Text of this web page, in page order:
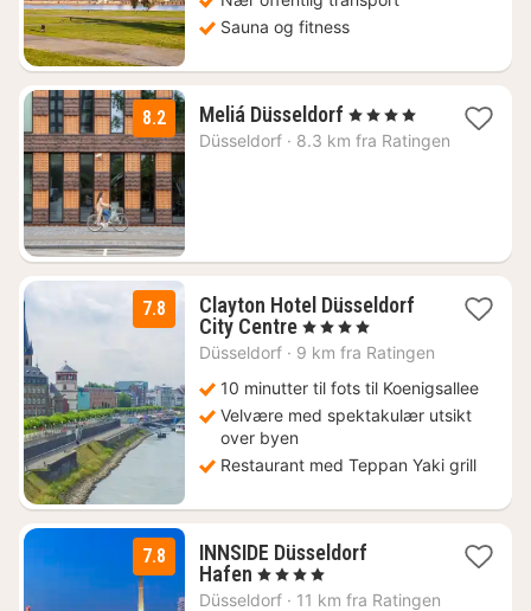
Sauna og fitness
8.2 Meliá Düsseldorf 2
netter
, 4 Stjerner
Düsseldorf · 8.3 km fra Ratingen
7.8
Clayton Hotel Düsseldorf
City Centre1
natt
926
kr.
, 4 Stjerner
Düsseldorf · 9 km fra Ratingen
10 minutter til fots til Koenigsallee
Velvære med spektakulær utsikt
over byen
Restaurant med Teppan Yaki grill
7.8
INNSIDE Düsseldorf
Hafen 2
netter
, 4 Stjerner
Düsseldorf · 11 km fra Ratingen